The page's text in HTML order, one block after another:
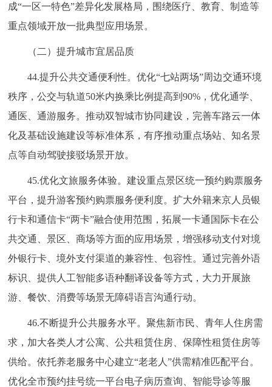
成“一区一特色”差异化发展格局，围绕医疗、教育、制造等
重点领域开放一批典型应用场景。
（二）提升城市宜居品质
44.提升公共交通便利性。优化“七站两场”周边交通环境
秩序，公交与轨道50米内换乘比例提高到90%，优化通学、
通医、通游服务。推动双智城市协同建设，完善车路云一体
化及基础设施建设等标准体系，有序推动重点场站、知名景
点等自动驾驶接驳场景开放。
45.优化文旅服务体验。建设重点景区统一预约购票服务
平台，提升游客预约购票服务便利度。扩大外籍来京人员银
行卡和通信卡“两卡”融合使用范围，拓展一卡通国际卡在公
共交通、景区、商场等方面的应用场景，增强移动支付对境
外银行卡、境外支付渠道的兼容性、包容性。通过完善外语
标识、提供人工智能多语种翻译设备等方式，大力开展旅
游、餐饮、消费等场景无障碍语言沟通行动。
46.不断提升公共服务水平。聚焦新市民、青年人住房需
求，加大各类人才公寓、公共租赁住房、保障性租赁住房等
供给。依托养老服务中心建立“老老人”供需精准匹配平台。
优化全市预约挂号统一平台电子病历查询、智能导诊等服